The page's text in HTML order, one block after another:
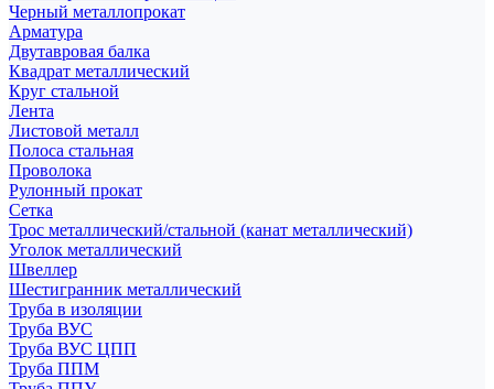
Черный металлопрокат
Арматура
Двутавровая балка
Квадрат металлический
Круг стальной
Лента
Листовой металл
Полоса стальная
Проволока
Рулонный прокат
Сетка
Трос металлический/стальной (канат металлический)
Уголок металлический
Швеллер
Шестигранник металлический
Труба в изоляции
Труба ВУС
Труба ВУС ЦПП
Труба ППМ